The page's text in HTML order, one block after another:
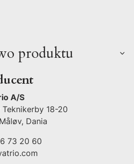
produktu
A/S
Teknikerby 18-20
Dania
73 20 60